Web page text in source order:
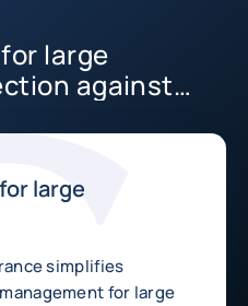
large
against
large
simplifies
for large